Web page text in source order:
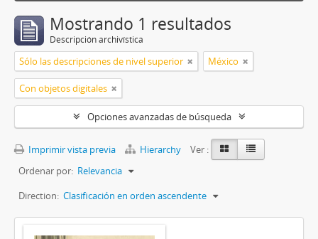
Mostrando 1 resultados
Descripción archivística
Sólo las descripciones de nivel superior México
Con objetos digitales
Opciones avanzadas de búsqueda
Imprimir vista previa Hierarchy
Ver :
Ordenar por: Relevancia
Direction: Clasificación en orden ascendente